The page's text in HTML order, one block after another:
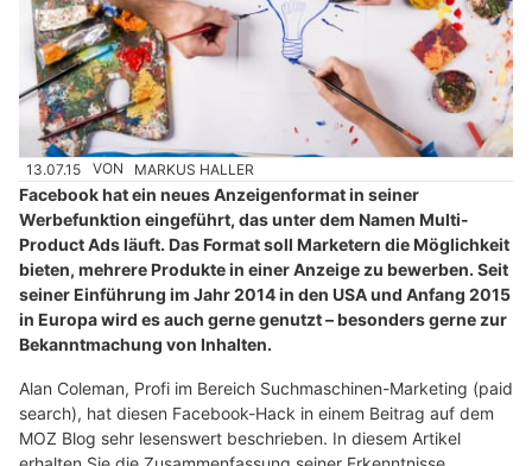
13.07.15 VON MARKUS HALLER
Facebook hat ein neues Anzeigenformat in seiner
Werbefunktion eingeführt, das unter dem Namen Multi-
Product Ads läuft. Das Format soll Marketern die Möglichkeit
bieten, mehrere Produkte in einer Anzeige zu bewerben. Seit
seiner Einführung im Jahr 2014 in den USA und Anfang 2015
in Europa wird es auch gerne genutzt – besonders gerne zur
Bekanntmachung von Inhalten.
Alan Coleman, Profi im Bereich Suchmaschinen-Marketing (paid
search), hat diesen Facebook-Hack in einem Beitrag auf dem
MOZ Blog sehr lesenswert beschrieben. In diesem Artikel